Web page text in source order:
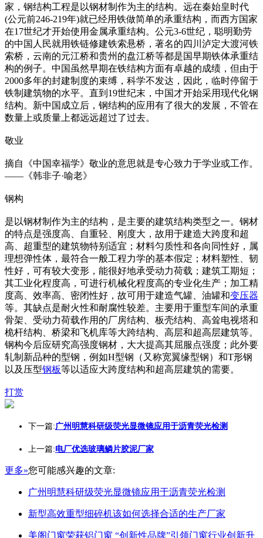
家，钢结构工程是以钢材制作为主的结构。远在秦始皇时代
(公元前246-219年)就已经用铁做简单的承重结构，而西方国家
在17世纪才开始使用金属承重结构。公元3-6世纪，聪明勤劳
的中国人民就用铁链修建铁索悬桥，著名的四川泸定大渡河铁
索桥，云南的元江桥和贵州的盘江桥等都是国早期铁体承重结
构的例子。中国虽然早期在铁结构方面有卓越的成绩，但由于
2000多年的封建制度的束缚，科学不发达，因此，临时停留于
铁制建筑物的水平。直到19世纪末，中国才开始采用现代化钢
结构。新中国成立后，钢结构的应用有了很大的发展，不管在
数量上或质量上都远远超过了过去。
敬业
摘自《中国幸福学》敬业的意思就是专心致力于学业或工作。
——《韩非子·喻老》
钢构
是以钢材制作为主的结构，是主要的建筑结构类型之一。钢材
的特点是强度高、自重轻、刚度大，故用于建造大跨度和超
高、超重型的建筑物特别适宜；材料匀质性和各向同性好，属
理想弹性体，最符合一般工程力学的基本假定；材料塑性、韧
性好，可有较大变形，能很好地承受动力荷载；建筑工期短；
其工业化程度高，可进行机械化程度高的专业化生产；加工精
度高、效率高、密闭性好，故可用于建造气罐、油罐和变压器
等。其缺点是耐火性和耐腐性较差。主要用于重型车间的承重
骨架、受动力荷载作用的厂房结构、板壳结构、高耸电视塔和
桅杆结构、桥梁和飞机库等大跨结构、高层和超高层建筑等。
钢构今后应研究高强度钢材，大大提高其屈服点强度；此外要
轧制新品种的型钢，例如H型钢（又称宽翼缘型钢）和T形钢
以及压型钢板等以适应大跨度结构和超高层建筑的需要。
打赏
下一篇:广州明慧科研级荧光显微镜应用于沥青荧光检测
上一篇:电厂优选玻璃鳞片胶泥厂家
更多»您可能感兴趣的文章:
广州明慧科研级荧光显微镜应用于沥青荧光检测
新型高效重型细碎机该如何选择合适的生产厂家
美阁门窗荣获铝门窗 “创新性品牌”引领门窗行业创新升